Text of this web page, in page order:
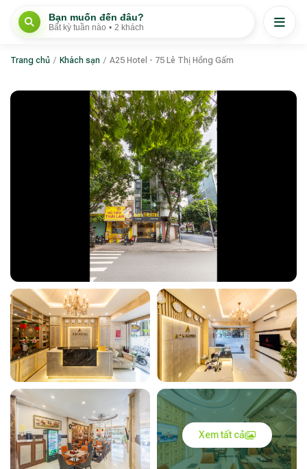
Bạn muốn đến đâu?
Bất kỳ tuần nào • 2 khách
Trang chủ / Khách sạn / A25 Hotel - 75 Lê Thị Hồng Gấm
Xem tất cả